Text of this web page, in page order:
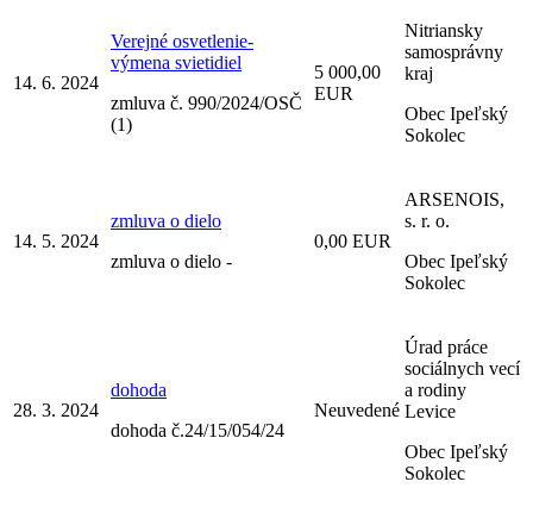
14. 6. 2024
Verejné osvetlenie-
výmena svietidiel
zmluva č. 990/2024/OSČ
(1)
5 000,00
EUR
Nitriansky
samosprávny
kraj
Obec Ipeľský
Sokolec
14. 5. 2024
zmluva o dielo
zmluva o dielo -
0,00 EUR
ARSENOIS,
s. r. o.
Obec Ipeľský
Sokolec
28. 3. 2024
dohoda
dohoda č.24/15/054/24
Neuvedené
Úrad práce
sociálnych vecí
a rodiny
Levice
Obec Ipeľský
Sokolec